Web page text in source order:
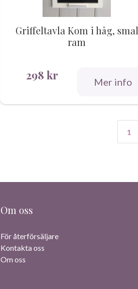
Griffeltavla Kom i håg, smal
ram
298kr Mer info
1
Om oss
För återförsäljare
Kontakta oss
Om oss